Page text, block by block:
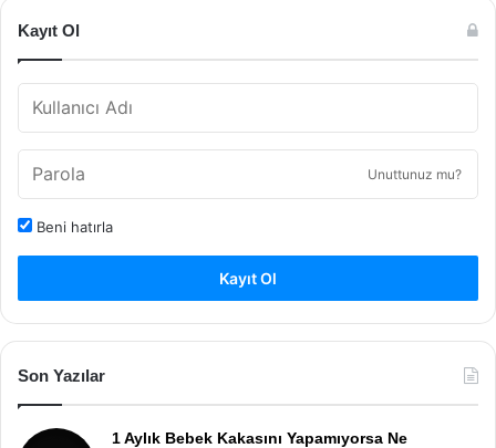
Kayıt Ol
Unuttunuz mu?
Beni hatırla
Kayıt Ol
Son Yazılar
1 Aylık Bebek Kakasını Yapamıyorsa Ne